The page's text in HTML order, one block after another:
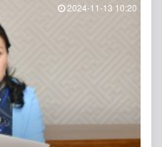
2024-11-13 10:20